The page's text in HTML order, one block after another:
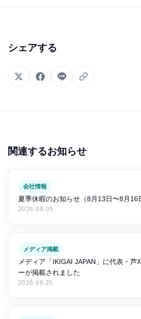
シェアする
関連するお知らせ
会社情報
夏季休暇のお知らせ（8月13日〜8月16
2026.08.05
メディア掲載
メディア「IKIGAI JAPAN」に代表・芦
ーが掲載されました
2026.06.25